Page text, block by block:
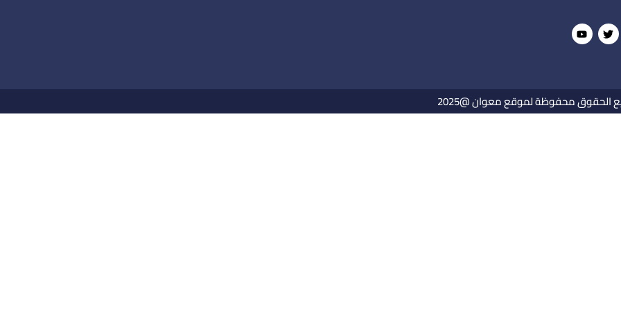
الحقوق محفوظة لموقع معوان @2025